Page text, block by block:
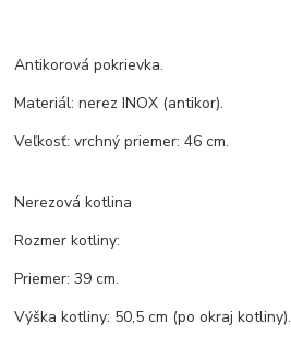
Antikorová pokrievka.
Materiál: nerez INOX (antikor).
Veľkosť: vrchný priemer: 46 cm.
Nerezová kotlina
Rozmer kotliny:
Priemer: 39 cm.
Výška kotliny: 50,5 cm (po okraj kotliny).